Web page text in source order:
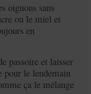
oignons sans
ou le miel et
en
passoire et laisser
pour le lendemain
ça le mélange